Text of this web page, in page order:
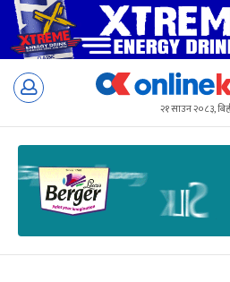
Skip
२१ साउन २०८३,